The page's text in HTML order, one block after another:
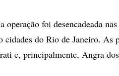
operação foi desencadeada
do Rio de Janeiro. As
e, principalmente, Angra